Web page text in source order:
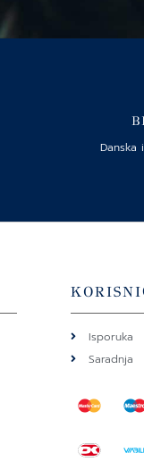
Isporuka
Saradnja